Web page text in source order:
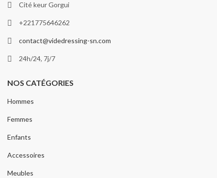
Cité keur Gorgui
+221775646262
contact@videdressing-sn.com
24h/24, 7j/7
NOS CATÉGORIES
Hommes
Femmes
Enfants
Accessoires
Meubles